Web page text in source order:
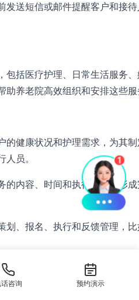
发送短信或邮件提醒客户和接
包括医疗护理、日常生活服务
助养老院高效组织和安排这些
的健康状况和护理需求，为其
员。
的内容、时间和执行人员，形
划、报名、执行和反馈管理，
服务的评价和建议，为服务质
话咨询 预约演示